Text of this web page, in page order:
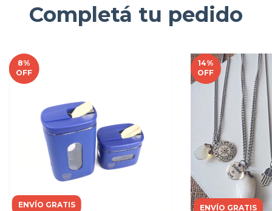
Completá tu pedido
8%
OFF
ENVÍO GRATIS
14%
OFF
ENVÍO GRATIS